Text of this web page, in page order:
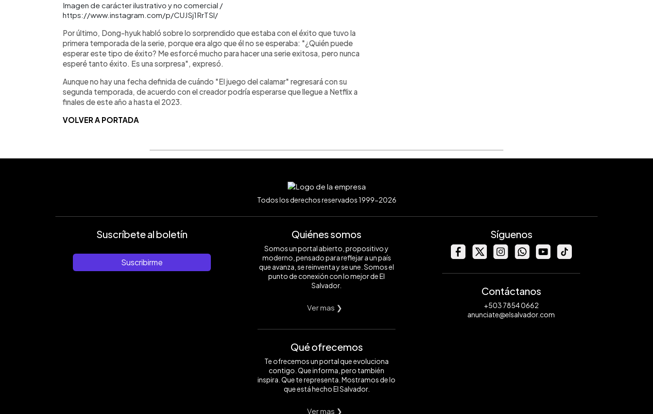
Imagen de carácter ilustrativo y no comercial /
https://www.instagram.com/p/CUJSj1RrTSl/
Por último, Dong-hyuk habló sobre lo sorprendido que estaba con el éxito que tuvo la
primera temporada de la serie, porque era algo que él no se esperaba: "¿Quién puede
esperar este tipo de éxito? Me esforcé mucho para hacer una serie exitosa, pero nunca
esperé tanto éxito. Es una sorpresa", expresó.
Aunque no hay una fecha definida de cuándo "El juego del calamar" regresará con su
segunda temporada, de acuerdo con el creador podría esperarse que llegue a Netflix a
finales de este año a hasta el 2023.
VOLVER A PORTADA
Todos los derechos reservados 1999-2026
Suscríbete al boletín
Suscribirme
Quiénes somos
Somos un portal abierto, propositivo y
moderno, pensado para reflejar a un país
que avanza, se reinventa y se une. Somos el
punto de conexión con lo mejor de El
Salvador.
Ver mas ❯
Qué ofrecemos
Te ofrecemos un portal que evoluciona
contigo. Que informa, pero también
inspira. Que te representa. Mostramos de lo
que está hecho El Salvador.
Ver mas ❯
Síguenos
Contáctanos
+503 7854 0662
anunciate@elsalvador.com